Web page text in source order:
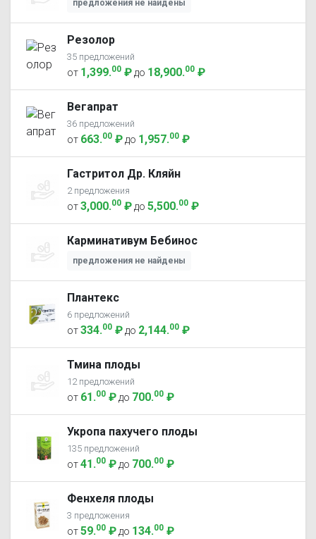
предложения не найдены
Резолор
35 предложений
от 1,399.00 ₽ до 18,900.00 ₽
Вегапрат
36 предложений
от 663.00 ₽ до 1,957.00 ₽
Гастритол Др. Кляйн
2 предложения
от3,000.00 ₽ до 5,500.00 ₽
Карминативум Бебинос
предложения не найдены
Плантекс
6 предложений
от334.00 ₽ до 2,144.00 ₽
Тмина плоды
12 предложений
от 61.00 ₽ до 700.00 ₽
Укропа пахучего плоды
135 предложений
от41.00 ₽ до 700.00 ₽
Фенхеля плоды
3 предложения
от59.00 ₽ до 134.00 ₽